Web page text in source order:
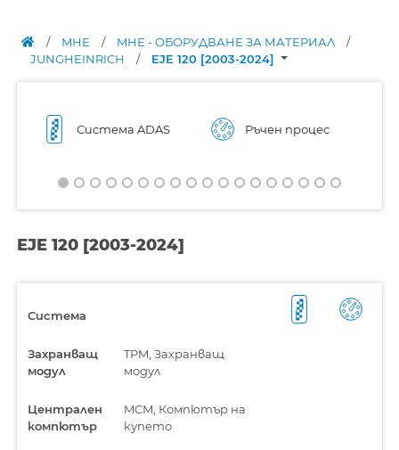
/ MHE / MHE - ОБОРУДВАНЕ ЗА МАТЕРИАЛ
/
JUNGHEINRICH
/ EJE 120 [2003-2024]
Система ADAS Ръчен процес
EJE 120 [2003-2024]
Система
Захранващ
модул
TPM, Захранващ
модул
Централен
компютър
MCM, Компютър на
купето